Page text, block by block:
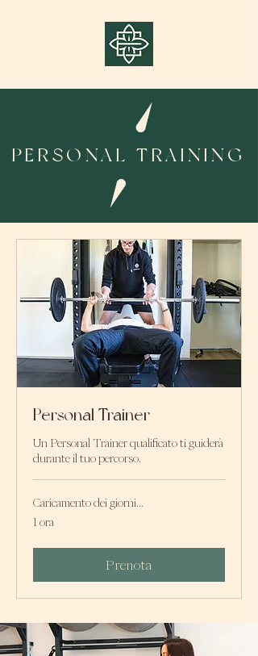
PERSONAL TRAINING
Personal Trainer
Un Personal Trainer qualificato ti guiderà
durante il tuo percorso.
Caricamento dei giorni...
1 ora
Prenota